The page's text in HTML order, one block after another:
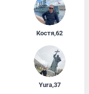
Костя,62
Yura,37